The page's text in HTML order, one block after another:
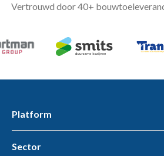
Vertrouwd door 40+
Platform
Flawless Workflow Data & AI Platform
Sector